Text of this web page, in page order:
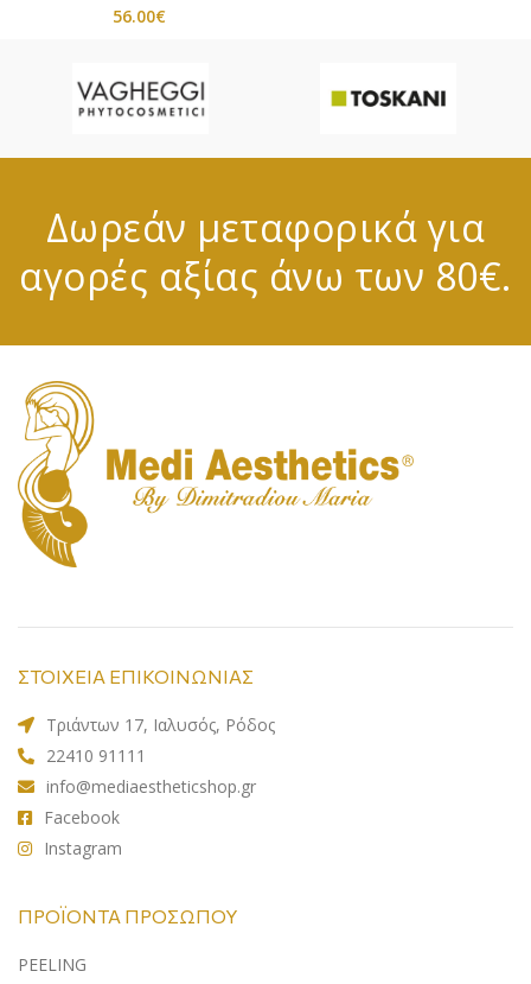
56.00€
Δωρεάν μεταφορικά για
αγορές αξίας άνω των 80€.
ΣΤΟΙΧΕΙΑ ΕΠΙΚΟΙΝΩΝΙΑΣ
Τριάντων 17, Ιαλυσός, Ρόδος
22410 91111
info@mediaestheticshop.gr
Facebook
Instagram
ΠΡΟΪΌΝΤΑ ΠΡΟΣΏΠΟΥ
PEELING